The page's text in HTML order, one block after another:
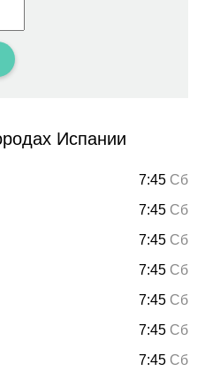
Испании
7:45 Сб
7:45 Сб
7:45 Сб
7:45 Сб
7:45 Сб
7:45 Сб
7:45 Сб